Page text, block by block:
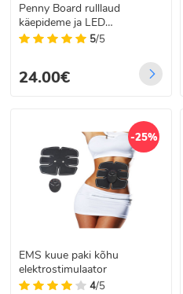
Penny Board rulllaud
käepideme ja LED
valgustusega ratastega
5/5
24.00€
-25%
EMS kuue paki kõhu
elektrostimulaator
4/5